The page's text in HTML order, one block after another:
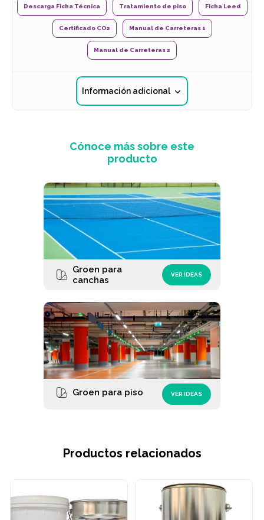
Información adicional
Descarga Ficha Técnica Tratamiento de piso Ficha Leed
Certificado CO2 Manual de Carreteras 1
Manual de Carreteras 2
Cónoce más sobre este
producto
Groen para
canchas
VER IDEAS
Groen para piso VER IDEAS
Productos relacionados